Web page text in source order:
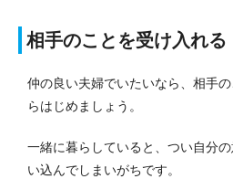
相手のことを受け入れる
仲の良い夫婦でいたいなら、相手
らはじめましょう。
一緒に暮らしていると、つい自分
い込んでしまいがちです。